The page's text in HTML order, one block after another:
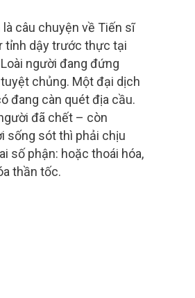
là câu chuyện về Tiến sĩ
tỉnh dậy trước thực tại
người đang đứng
chủng. Một đại dịch
đang càn quét địa cầu.
đã chết – còn
sống sót thì phải chịu
số phận: hoặc thoái hóa,
thần tốc.